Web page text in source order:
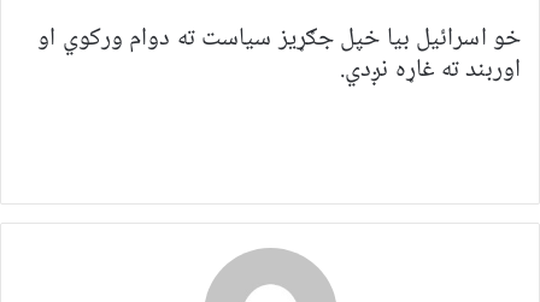
خو اسرائیل بیا خپل جګړیز سیاست ته دوام ورکوي او
اوربند ته غاړه نږدي.